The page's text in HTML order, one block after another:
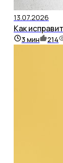
13.07.2026
Как
3 мин 214